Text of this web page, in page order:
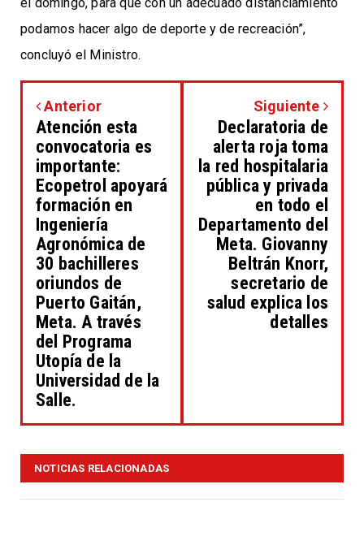
podamos hacer algo de deporte y de recreación”,
concluyó el Ministro.
Anterior
Atención esta
convocatoria es
importante:
Ecopetrol apoyará
formación en
Ingeniería
Agronómica de
30 bachilleres
oriundos de
Puerto Gaitán,
Meta. A través
del Programa
Utopía de la
Universidad de la
Salle.
Siguiente
Declaratoria de
alerta roja toma
la red hospitalaria
pública y privada
en todo el
Departamento del
Meta. Giovanny
Beltrán Knorr,
secretario de
salud explica los
detalles
NOTICIAS RELACIONADAS